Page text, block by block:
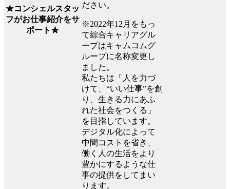
★コンシェルスタッ
フがお仕事紹介をサ
ポート★
ださい。
※2022年12月をもっ
て綜合キャリアグル
ープはキャムコムグ
ループに名称変更し
ました。
私たちは「人を力づ
けて、“いい仕事”を創
り、生きる力にあふ
れた社会をつくる」
を目指しています。
デジタル化によって
中間コストを省き、
働く人の生活をより
豊かにするような仕
事の提供をしてまい
ります。